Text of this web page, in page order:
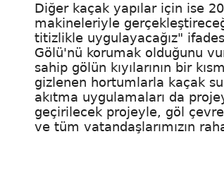
Diğer kaçak yapılar için ise
makineleriyle
titizlikle uygulayacağız"
Gölü'nü korumak olduğunu
sahip gölün kıyılarının bir
gizlenen hortumlarla kaçak
akıtma uygulamaları da
geçirilecek projeyle, göl
ve tüm vatandaşlarımızın